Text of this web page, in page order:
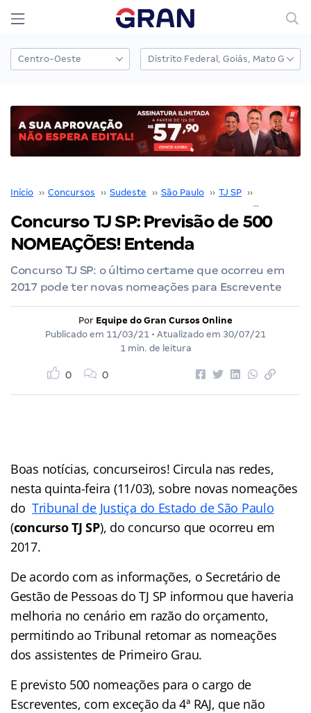
Início ›› Concursos ›› Sudeste ›› São Paulo ›› TJ SP ››
Concurso TJ SP: Previsão de 500
NOMEAÇÕES! Entenda
Concurso TJ SP: o último certame que ocorreu em
2017 pode ter novas nomeações para Escrevente
Por Equipe do Gran Cursos Online
Publicado em 11/03/21 • Atualizado em 30/07/21
1 min. de leitura
0 0
Boas notícias, concurseiros! Circula nas redes,
nesta quinta-feira (11/03), sobre novas nomeações
do Tribunal de Justiça do Estado de São Paulo
(concurso TJ SP), do concurso que ocorreu em
2017.
De acordo com as informações, o Secretário de
Gestão de Pessoas do TJ SP informou que haveria
melhoria no cenário em razão do orçamento,
permitindo ao Tribunal retomar as nomeações
dos assistentes de Primeiro Grau.
E previsto 500 nomeações para o cargo de
Escreventes, com exceção da 4ª RAJ, que não